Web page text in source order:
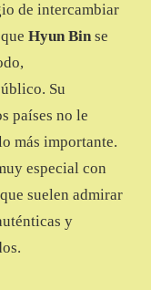
de intercambiar
Hyun Bin se
Su
países no le
más importante.
especial con
suelen admirar
y